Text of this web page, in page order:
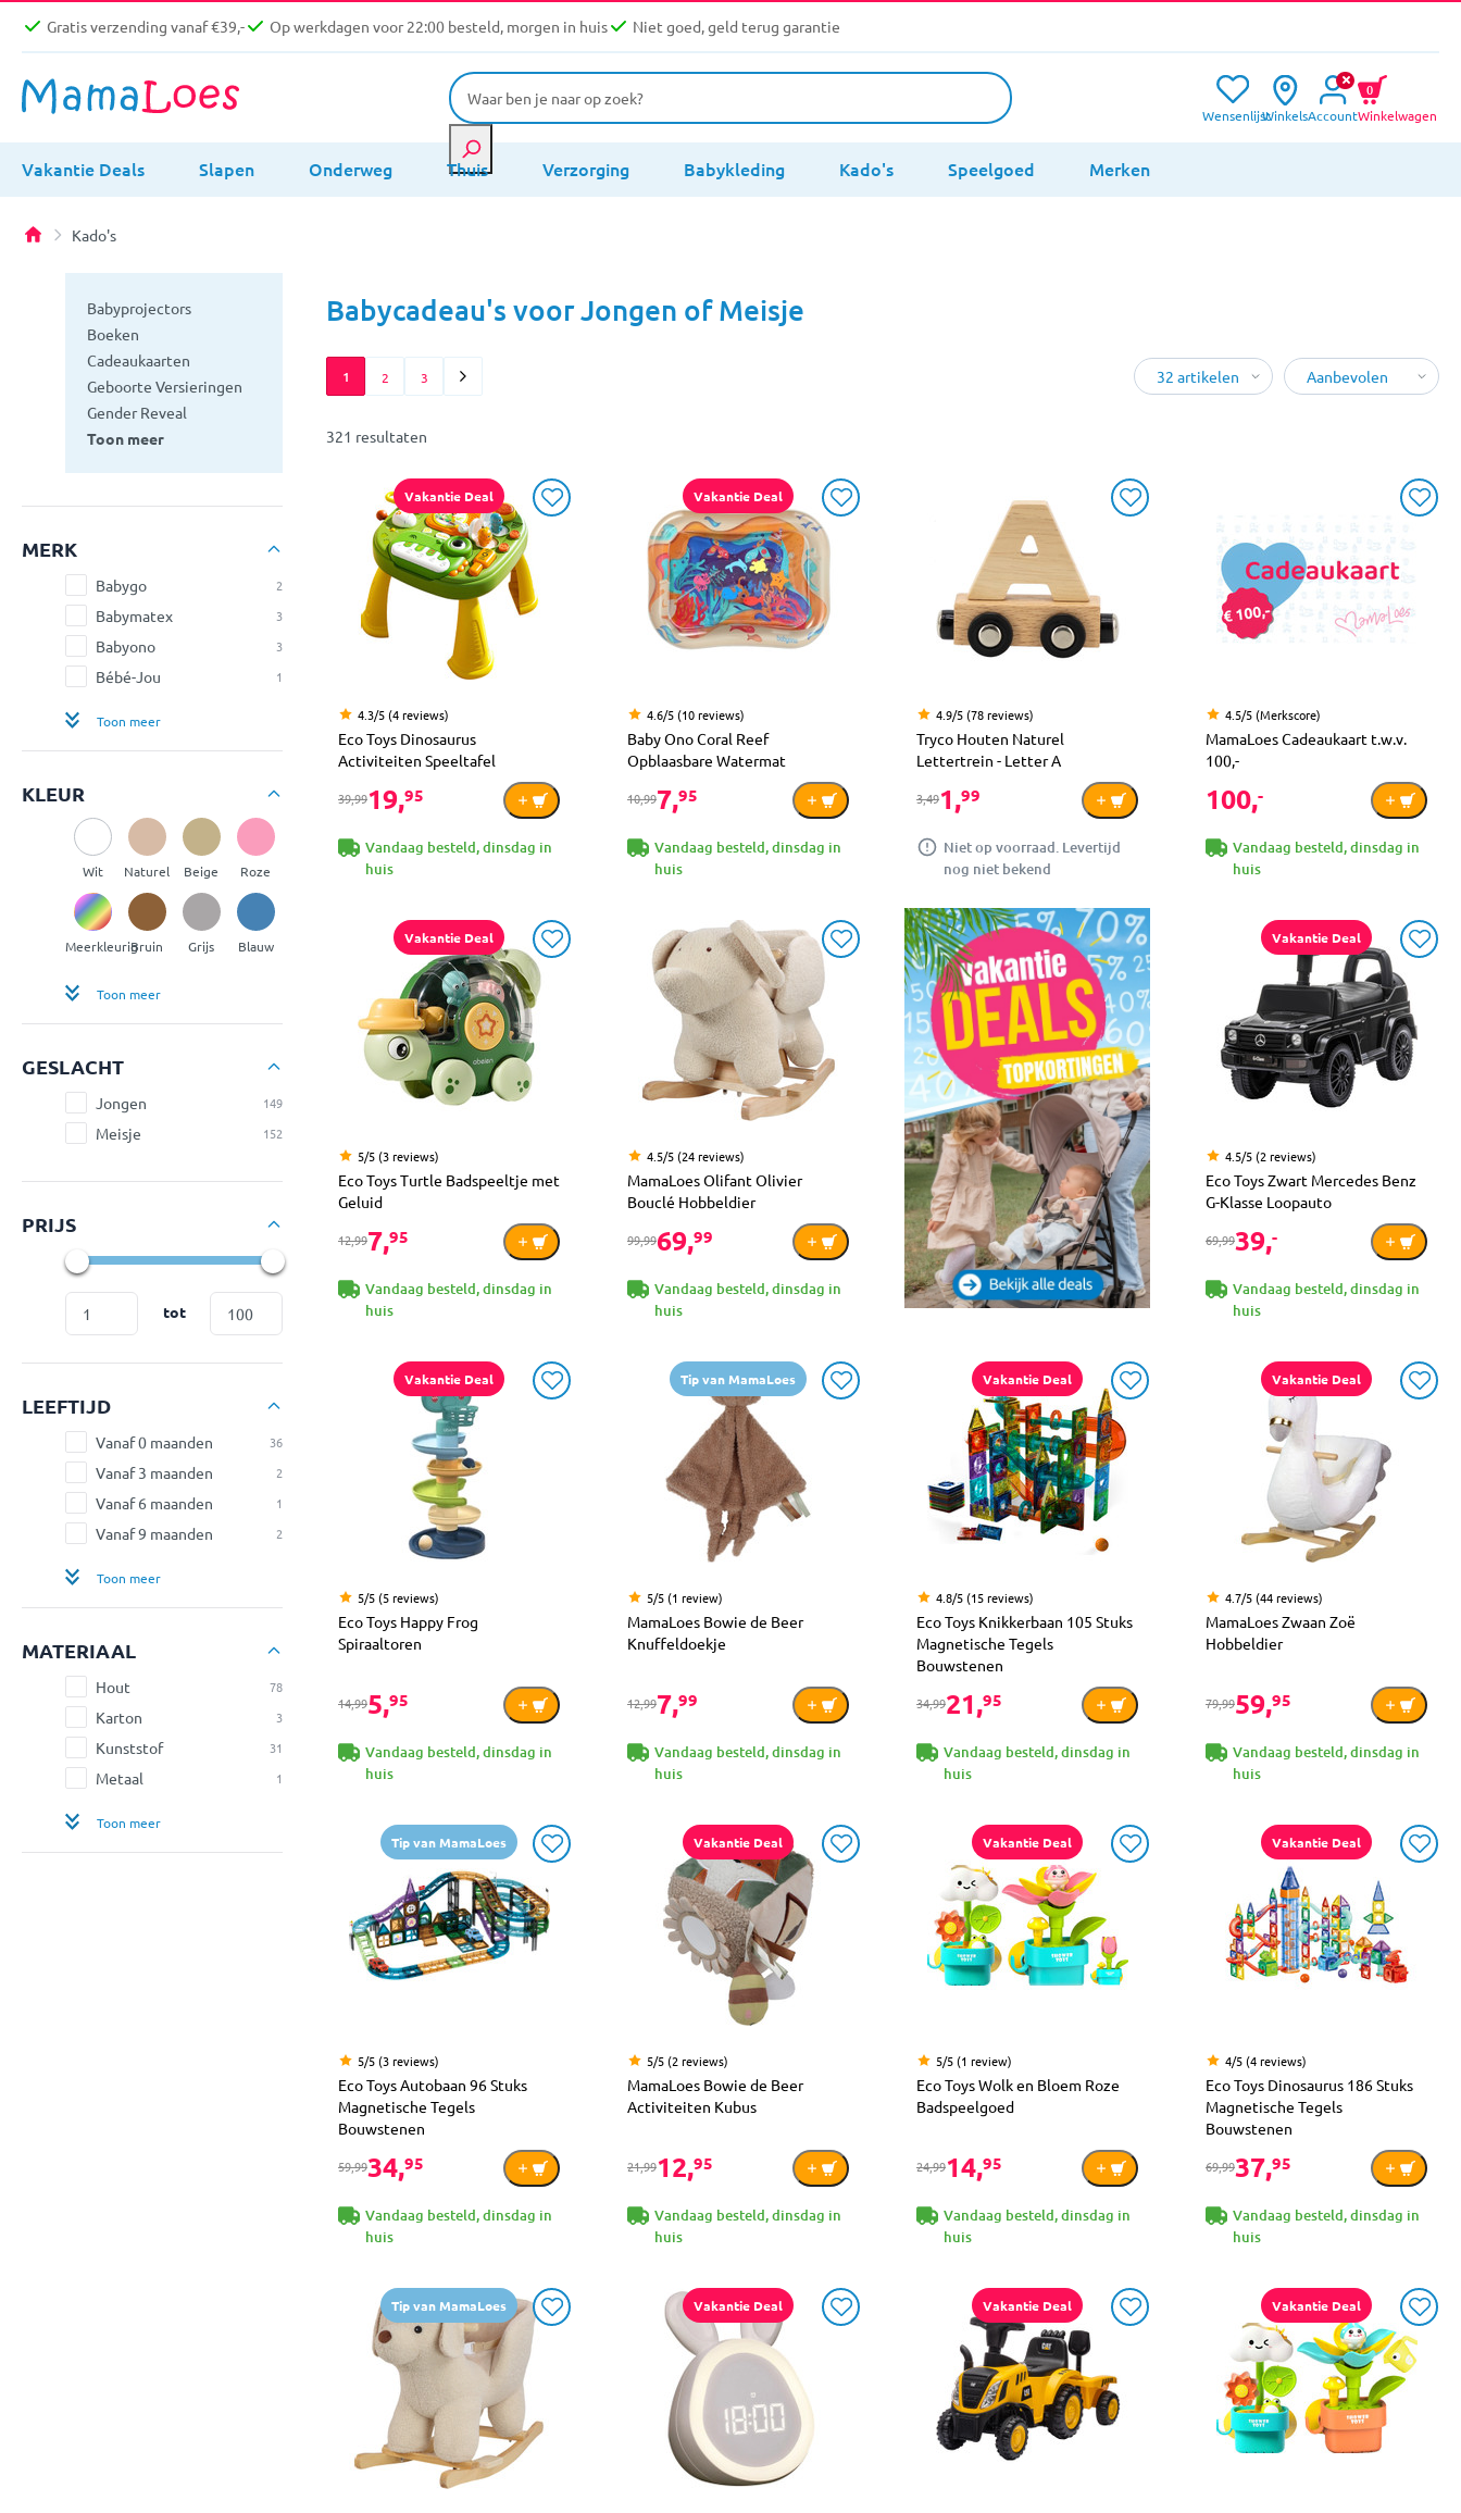
Gratis verzending vanaf €39,- Op werkdagen voor 22:00 besteld, morgen in huis Niet goed, geld terug garantie
WensenlijstWinkelsAccountWinkelwagen
0
Vakantie Deals Slapen Onderweg Thuis Verzorging Babykleding Kado's Speelgoed Merken
Kado's
Babyprojectors
Boeken
Cadeaukaarten
Geboorte Versieringen
Gender Reveal
Toon meer
MERK
Babygo 2
Babymatex 3
Babyono 3
Bébé-Jou 1
Toon meer
KLEUR
Wit Naturel Beige Roze
MeerkleurigBruin Grijs Blauw
Toon meer
GESLACHT
Jongen 149
Meisje 152
PRIJS
tot
LEEFTIJD
Vanaf 0 maanden 36
Vanaf 3 maanden 2
Vanaf 6 maanden 1
Vanaf 9 maanden 2
Toon meer
MATERIAAL
Hout 78
Karton 3
Kunststof 31
Metaal 1
Toon meer
Babycadeau's voor Jongen of Meisje
1 2 3
321 resultaten
Vakantie Deal
4.3/5 (4 reviews)
Eco Toys Dinosaurus
Activiteiten Speeltafel
39,9919,95
Vandaag besteld, dinsdag in
huis
Vakantie Deal
4.6/5 (10 reviews)
Baby Ono Coral Reef
Opblaasbare Watermat
10,997,95
Vandaag besteld, dinsdag in
huis
4.9/5 (78 reviews)
Tryco Houten Naturel
Lettertrein - Letter A
3,491,99
Niet op voorraad. Levertijd
nog niet bekend
4.5/5 (Merkscore)
MamaLoes Cadeaukaart t.w.v.
100,-
100,-
Vandaag besteld, dinsdag in
huis
Vakantie Deal
5/5 (3 reviews)
Eco Toys Turtle Badspeeltje met
Geluid
12,997,95
Vandaag besteld, dinsdag in
huis
4.5/5 (24 reviews)
MamaLoes Olifant Olivier
Bouclé Hobbeldier
99,9969,99
Vandaag besteld, dinsdag in
huis
Vakantie Deal
4.5/5 (2 reviews)
Eco Toys Zwart Mercedes Benz
G-Klasse Loopauto
69,9939,-
Vandaag besteld, dinsdag in
huis
Vakantie Deal
5/5 (5 reviews)
Eco Toys Happy Frog
Spiraaltoren
14,995,95
Vandaag besteld, dinsdag in
huis
Tip van MamaLoes
5/5 (1 review)
MamaLoes Bowie de Beer
Knuffeldoekje
12,997,99
Vandaag besteld, dinsdag in
huis
Vakantie Deal
4.8/5 (15 reviews)
Eco Toys Knikkerbaan 105 Stuks
Magnetische Tegels
Bouwstenen
34,9921,95
Vandaag besteld, dinsdag in
huis
Vakantie Deal
4.7/5 (44 reviews)
MamaLoes Zwaan Zoë
Hobbeldier
79,9959,95
Vandaag besteld, dinsdag in
huis
Tip van MamaLoes
5/5 (3 reviews)
Eco Toys Autobaan 96 Stuks
Magnetische Tegels
Bouwstenen
59,9934,95
Vandaag besteld, dinsdag in
huis
Vakantie Deal
5/5 (2 reviews)
MamaLoes Bowie de Beer
Activiteiten Kubus
21,9912,95
Vandaag besteld, dinsdag in
huis
Vakantie Deal
5/5 (1 review)
Eco Toys Wolk en Bloem Roze
Badspeelgoed
24,9914,95
Vandaag besteld, dinsdag in
huis
Vakantie Deal
4/5 (4 reviews)
Eco Toys Dinosaurus 186 Stuks
Magnetische Tegels
Bouwstenen
69,9937,95
Vandaag besteld, dinsdag in
huis
Tip van MamaLoes Vakantie Deal Vakantie Deal Vakantie Deal